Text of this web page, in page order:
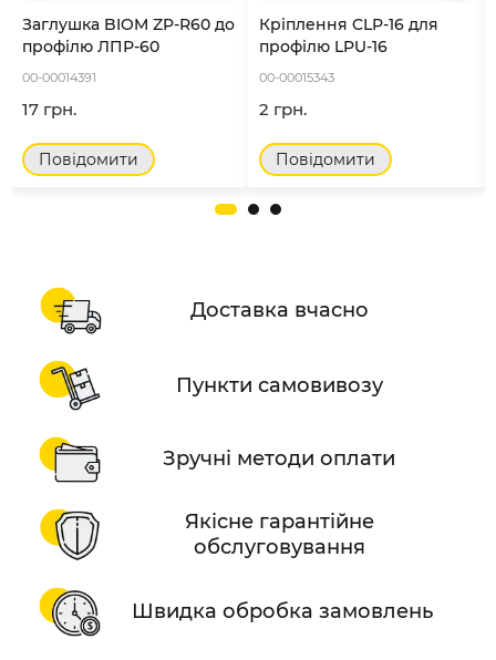
Заглушка BIOM ZP-R60 до
профілю ЛПР-60
00-00014391
17 грн.
Повідомити
Кріплення CLP-16 для
профілю LPU-16
00-00015343
2 грн.
Повідомити
Доставка вчасно
Пункти самовивозу
Зручні методи оплати
Якісне гарантійне
обслуговування
Швидка обробка замовлень